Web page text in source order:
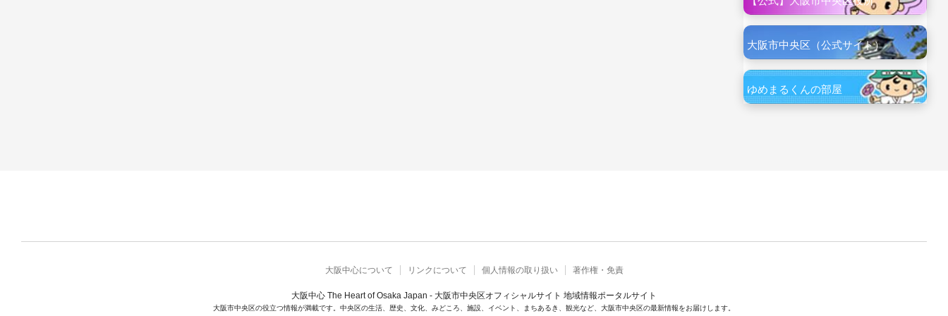
大阪市中央区（公式サイト）
ゆめまるくんの部屋
大阪中心について リンクについて 個人情報の取り扱い 著作権・免責
大阪中心 The Heart of Osaka Japan - 大阪市中央区オフィシャルサイト 地域情報ポータルサイト
大阪市中央区の役立つ情報が満載です。中央区の生活、歴史、文化、みどころ、施設、イベント、まちあるき、観光など、大阪市中央区の最新情報をお届けします。